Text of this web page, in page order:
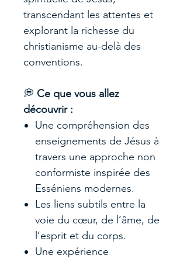
transcendant les attentes et
explorant la richesse du
christianisme au-delà des
conventions.
💭 Ce que vous allez
découvrir :
Une compréhension des
enseignements de Jésus à
travers une approche non
conformiste inspirée des
Esséniens modernes.
Les liens subtils entre la
voie du cœur, de l’âme, de
l’esprit et du corps.
Une expérience